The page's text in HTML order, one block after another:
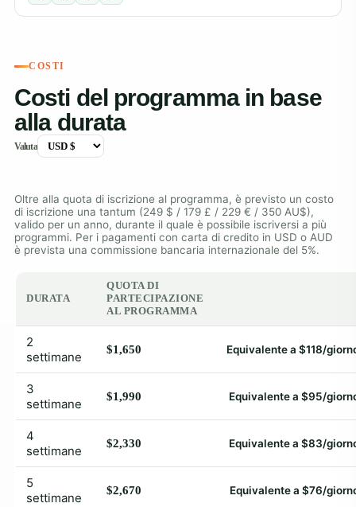
COSTI
Costi del programma in base
alla durata
Valuta
Oltre alla quota di iscrizione al programma, è previsto un costo
di iscrizione una tantum (249 $ / 179 £ / 229 € / 350 AU$),
valido per un anno, durante il quale è possibile iscriversi a più
programmi. Per i pagamenti con carta di credito in USD o AUD
è prevista una commissione bancaria internazionale del 5%.
DURATA
QUOTA DI
PARTECIPAZIONE
AL PROGRAMMA
2
settimane
$1,650 Equivalente a $118/
3
settimane
$1,990 Equivalente a $95/
4
settimane
$2,330 Equivalente a $83/
5
settimane
$2,670 Equivalente a $76/